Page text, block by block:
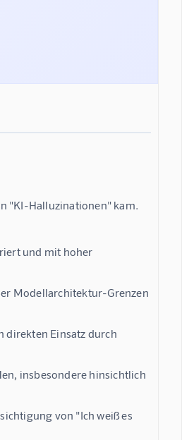
"KI-Halluzinationen" kam.
und mit hoher
Modellarchitektur-Grenzen
direkten Einsatz durch
insbesondere hinsichtlich
von "Ich weiß es